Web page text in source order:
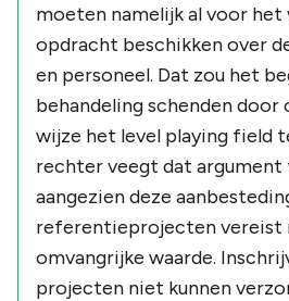
moeten namelijk alvoor het
opdracht beschikken over
en personeel. Dat zou het
behandeling schenden
wijze het level playing field
rechter veegt dat
aangezien deze
referentieprojecten vereist
omvangrijke waarde.
projecten niet kunnen